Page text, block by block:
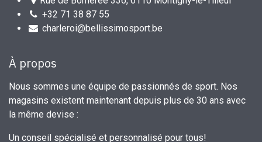
+32 71 38 87 55
charleroi@bellissimosport.be
À propos
Nous sommes une équipe de passionnés de sport. Nos
magasins existent maintenant depuis plus de 30 ans avec
la même devise :
Un conseil spécialisé et personnalisé pour tous!